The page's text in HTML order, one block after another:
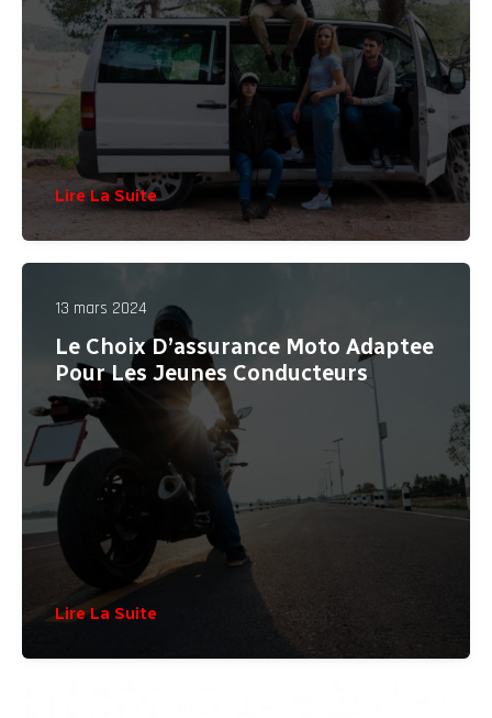
Lire La Suite
13 mars 2024
Le Choix D’assurance Moto Adaptee
Pour Les Jeunes Conducteurs
Lire La Suite